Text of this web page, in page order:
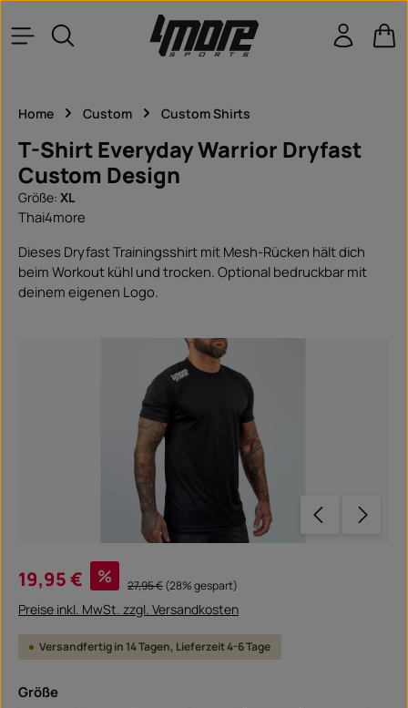
Zum Hauptinhalt springen
Home Custom Custom Shirts
T-Shirt Everyday Warrior Dryfast
Custom Design
Größe: XL
Thai4more
Dieses Dryfast Trainingsshirt mit Mesh-Rücken hält dich
beim Workout kühl und trocken. Optional bedruckbar mit
deinem eigenen Logo.
Verkaufspreis:
19,95 € % Regulärer Preis:
27,95 €(28% gespart)
Preise inkl. MwSt. zzgl. Versandkosten
Versandfertig in 14 Tagen, Lieferzeit 4-6 Tage
Größeauswählen